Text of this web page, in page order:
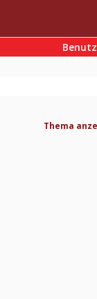
Thema